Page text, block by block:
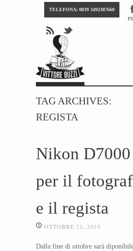
TELEFONA: 0039 3492307660
TAG ARCHIVES:
REGISTA
Nikon D7000
per il
e il regista
OTTOBRE 21, 2010
Dalla fine di ottobre sarà